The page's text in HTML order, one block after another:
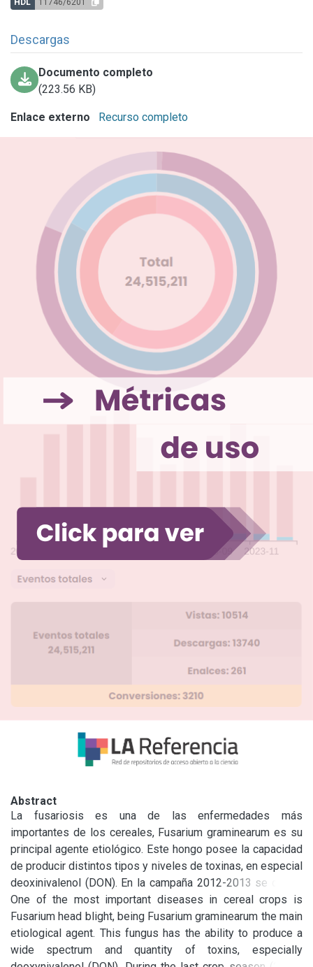
Descargas
Documento completo
(223.56 KB)
Enlace externo Recurso completo
Abstract
La fusariosis es una de las enfermedades más
importantes de los cereales, Fusarium graminearum es su
principal agente etiológico. Este hongo posee la capacidad
de producir distintos tipos y niveles de toxinas, en especial
deoxinivalenol (DON). En la campaña 2012-2013 se dieron
condiciones ambientales predisponentes para el desarrollo
de esta enfermedad. El objetivo de este trabajo fue evaluar
la presencia del hongo y el contenido de DON en 50
muestras de trigo. Los resultados demostraron la
One of the most important diseases in cereal crops is
Fusarium head blight, being Fusarium graminearum the main
etiological agent. This fungus has the ability to produce a
wide spectrum and quantity of toxins, especially